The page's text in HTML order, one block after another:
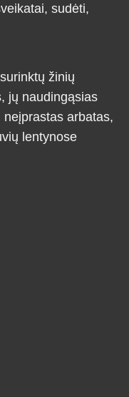
sudėti,
žinių
jų naudingąsias
arbatas,
lentynose